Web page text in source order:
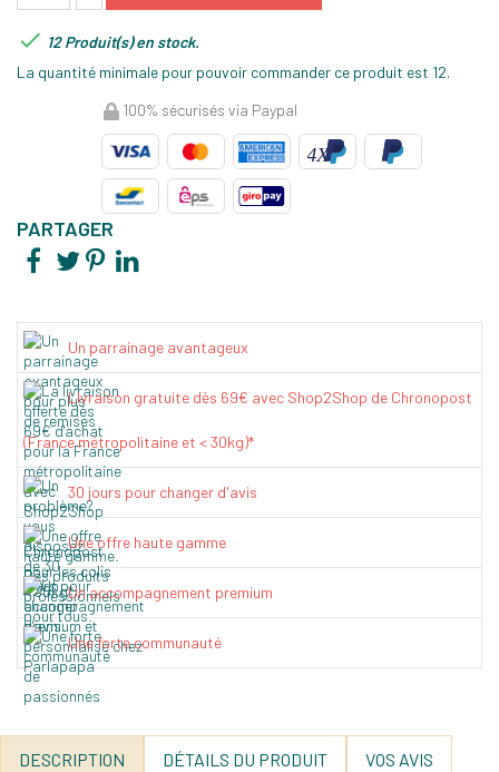
 12 Produit(s) en stock.
La quantité minimale pour pouvoir commander ce produit est 12.
100% sécurisés via Paypal
PARTAGER
Un parrainage avantageux
Livraison gratuite dès 69€ avec Shop2Shop de Chronopost
(France métropolitaine et < 30kg)*
30 jours pour changer d'avis
Une offre haute gamme
Un accompagnement premium
Une forte communauté
DESCRIPTION DÉTAILS DU PRODUIT VOS AVIS